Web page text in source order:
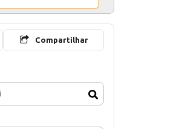
Compartilhar